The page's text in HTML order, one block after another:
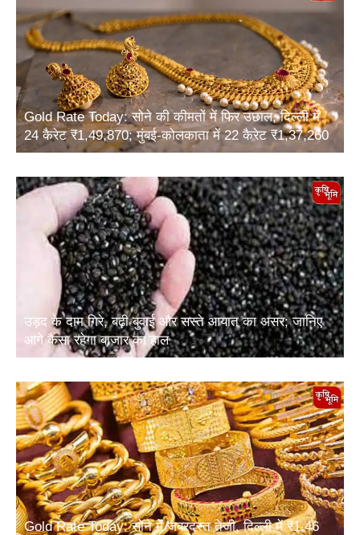
Gold Rate Today: सोने की कीमतों में फिर उछाल, दिल्ली में
24 कैरेट ₹1,49,870; मुंबई-कोलकाता में 22 कैरेट ₹1,37,260
उड़द के दाम गिरे, बढ़ी बुवाई और सस्ते आयात का असर; जानिए
आगे कैसा रहेगा बाजार का हाल
Gold Rate Today: सोने में जबरदस्त तेजी, दिल्ली में ₹1.46